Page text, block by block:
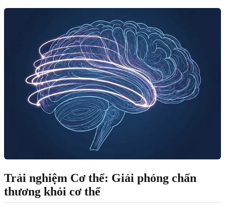
Trải nghiệm Cơ thể: Giải phóng chấn
thương khỏi cơ thể